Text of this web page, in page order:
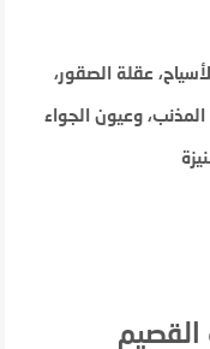
عقلة الصقور،
المذنب، وعيون الجواء
القصيم